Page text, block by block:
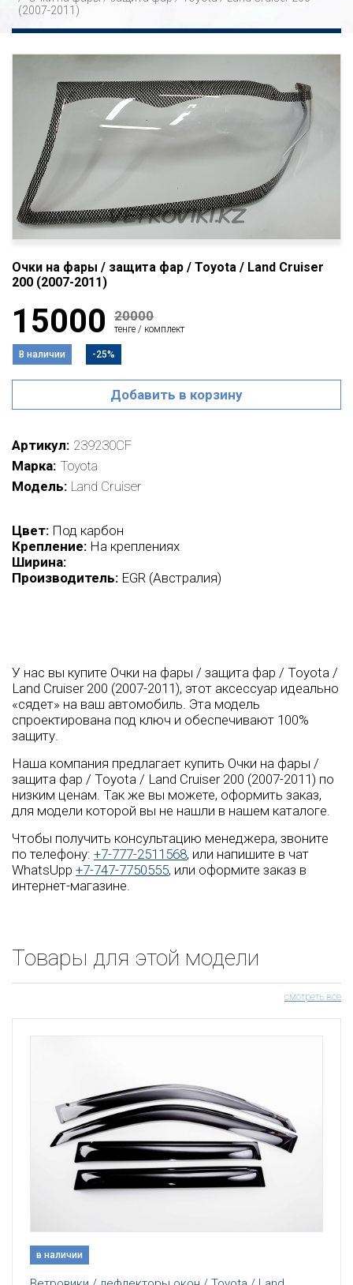
(2007-2011)
Очки на фары / защита фар / Toyota / Land Cruiser
200 (2007-2011)
15000 20000
тенге / комплект
В наличии -25%
Добавить в корзину
Артикул 239230CF
Марка Toyota
Модель Land Cruiser
Цвет: Под карбон
Крепление: На креплениях
Ширина:
Производитель: EGR (Австралия)
У нас вы купите Очки на фары / защита фар / Toyota /
Land Cruiser 200 (2007-2011), этот аксессуар идеально
«сядет» на ваш автомобиль. Эта модель
спроектирована под ключ и обеспечивают 100%
защиту.
Наша компания предлагает купить Очки на фары /
защита фар / Toyota / Land Cruiser 200 (2007-2011) по
низким ценам. Так же вы можете, оформить заказ,
для модели которой вы не нашли в нашем каталоге.
Чтобы получить консультацию менеджера, звоните
по телефону: +7-777-2511568, или напишите в чат
WhatsUpp +7-747-7750555, или оформите заказ в
интернет-магазине.
Товары для этой модели
смотреть все
в наличии